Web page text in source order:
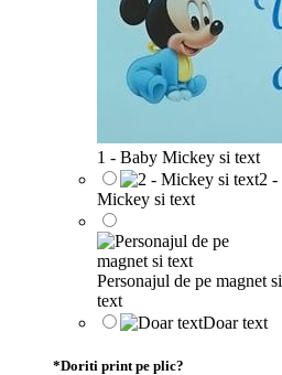
1 - Baby Mickey si text
2 -
Mickey si text
Personajul de pe magnet si
text
Doar text
*Doriti print pe plic?